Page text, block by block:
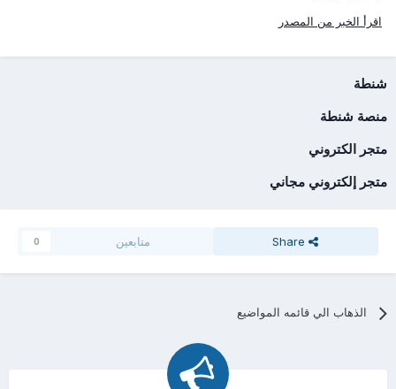
اقرأ الخبر من المصدر
شنطة
منصة شنطة
متجر الكتروني
متجر إلكتروني مجاني
Share متابعين 0
الذهاب الي قائمه المواضيع